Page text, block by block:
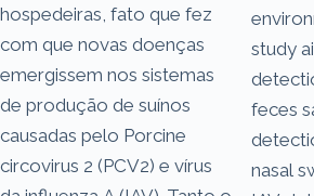
hospedeiras, fato que fez
com que novas doenças
emergissem nos sistemas
de produção de suínos
causadas pelo Porcine
circovirus 2 (PCV2) e vírus
study
feces
nasal